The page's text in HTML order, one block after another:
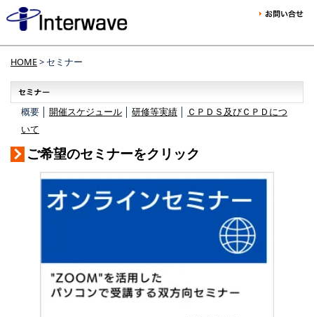
HOME> セミナー
概要 │ 開催スケジュール 研修等実績
ＣＰＤＳ及びＣＰＤにつ
いて
ご希望のセミナーをクリック